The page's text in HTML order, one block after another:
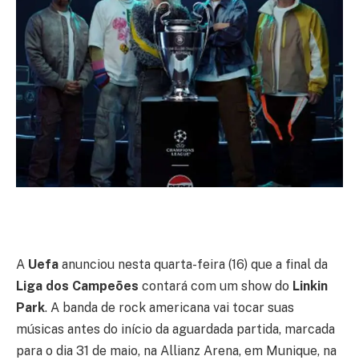
A Uefa anunciou nesta quarta-feira (16) que a final da
Liga dos Campeões contará com um show do Linkin
Park. A banda de rock americana vai tocar suas
músicas antes do início da aguardada partida, marcada
para o dia 31 de maio, na Allianz Arena, em Munique, na